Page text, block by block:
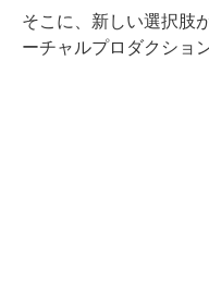
そこに、新しい選択肢
ーチャルプロダクショ